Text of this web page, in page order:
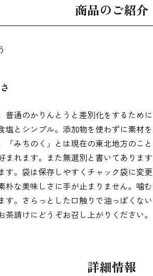
複数素材 醤油
商品のご紹介
普通のかりんとうと差別化をするため
塩とシンプル。添加物を使わずに素材
「みちのく」とは現在の東北地方のこ
まれます。また無選別と書いてありま
す。袋は保存しやすくチャック袋に変
朴な美味しさに手が止まりません。噛
す。さらっとした口触りで油っぽくな
請けにどうぞお召し上がりください。
詳細情報